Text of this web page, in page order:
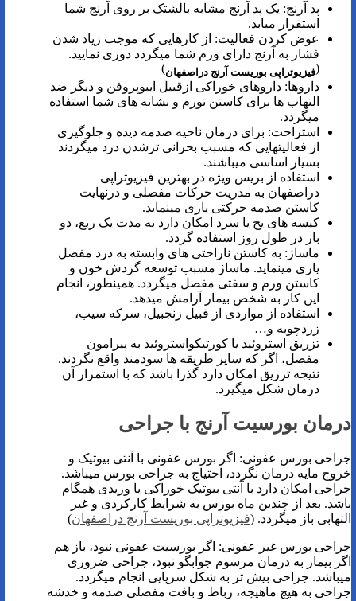
پد آرنج: یک پد آرنج مشابه بالشتک بر روی آرنج شما
استقرار میابد.
عوض کردن فعالیت: از کارهایی که موجب زیاد شدن
فشار به آرنج دارای ورم شما میگردد دوری نمایید.
(فیزیوتراپی بوریست آرنج دراصفهان)
داروها: داروهای خوراکی ازقبیل ایبوپروفن و دیگر ضد
التهاب ها برای کاستن تورم و نشانه های شما استفاده
میگردد.
استراحت: برای درمان ناحیه صدمه ‌دیده و جلوگیری
از فعالیتهایی که مسبب بحرانی ‌ترشدن درد میگردند
بسیار اساسی میباشند.
استفاده از بریس ویژه در بهترین فیزیوتراپی
دراصفهان به مدریت حرکات مفصلی و درنهایت
کاستن صدمه حرکتی یاری مینماید.
کیسه های یخ یا سرد امکان دارد به مدت یک ربع، دو
بار در طول روز استفاده گردد.
ماساژ: به کاستن ناراحتی‌ های وابسته به درد مفصل
یاری مینماید. ماساژ مسبب توسعه گردش خون و
کاستن ورم و سفتی مفصل میگردد. همینطور، انجام
این کار به شخص بیمار آرامش میدهد.
استفاده از مواردی از قبیل زنجبیل، سرکه سیب،
زردچوبه و…
تزریق استروئید یا کورتیکواستروئید به پیرامون
مفصل، اگر که سایر طریقه ها سودمند واقع نگردند.
نتیجه تزریق امکان دارد گذرا باشد که با استمرار آن
درمان شکل میگیرد.
درمان بورسیت آرنج با جراحی
جراحی بورس عفونی: اگر بورس عفونی با آنتی بیوتیک و
خروج مایه درمان نگردد، احتیاج به جراحی بورس میباشد.
جراحی امکان دارد با آنتی بیوتیک خوراکی یا وریدی همگام
باشد. بعد از چندین ماه بورس به شرایط کارکردی و غیر
التهابی باز میگردد. (فیزیوتراپی بوریست آرنج دراصفهان)
جراحی بورس غیر عفونی: اگر بورسیت عفونی نبود، باز هم
اگر بیمار به درمان مرسوم جوابگو نبود، جراحی ضروری
میباشد. جراحی بیش تر به شکل سرپایی انجام میگردد.
جراحی به هیچ ماهیچه، رباط و بافت مفصلی صدمه و خدشه